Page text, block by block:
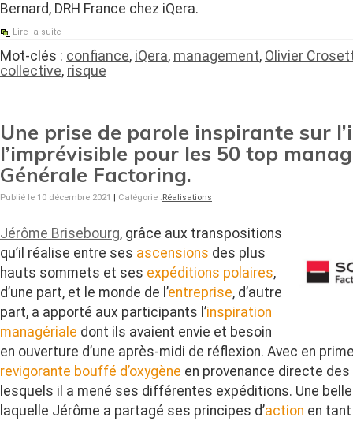
Bernard, DRH France chez iQera.
Lire la suite
Mot-clés : confiance, iQera, management, Olivier
collective, risque
Une prise de parole inspirante sur
l’imprévisible pour les 50 top
Générale Factoring.
Publié le 10 décembre 2021 | Catégorie :Réalisations
Jérôme Brisebourg, grâce aux transpositions
qu’il réalise entre ses ascensions des plus
hauts sommets et ses expéditions polaires,
d’une part, et le monde de l’entreprise, d’autre
part, a apporté aux participants l’inspiration
managériale dont ils avaient envie et besoin
en ouverture d’une après-midi de réflexion. Avec en
revigorante bouffé d’oxygène en provenance directe
lesquels il a mené ses différentes expéditions. Une
laquelle Jérôme a partagé ses principes d’action en tant